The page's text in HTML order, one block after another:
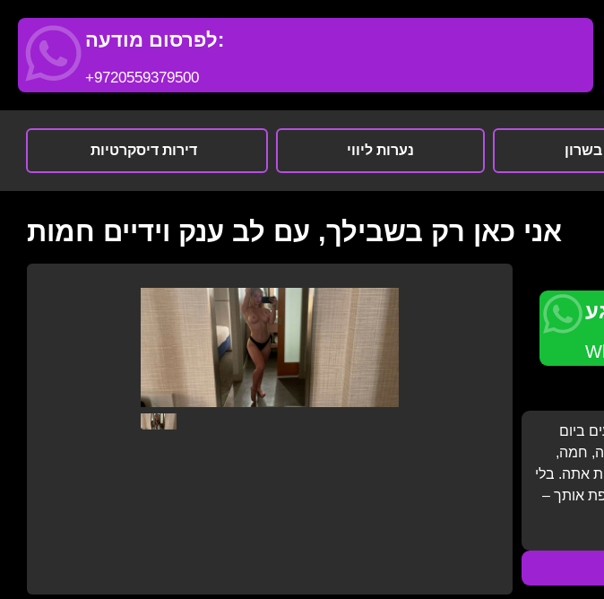
לפרסום מודעה:
+9720559379500
דירות דיסקרטיות נערות ליווי בשרון
אני כאן רק בשבילך, עם לב ענק וידיים חמות
ביום
חמה,
אתה. בלי
אותך –